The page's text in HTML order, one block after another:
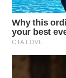
WN
BINTAN
WN